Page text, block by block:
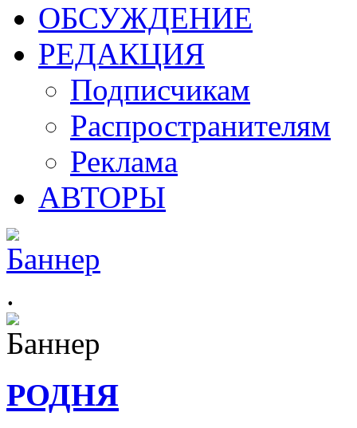
ОБСУЖДЕНИЕ
РЕДАКЦИЯ
Подписчикам
Распространителям
Реклама
АВТОРЫ
.
РОДНЯ